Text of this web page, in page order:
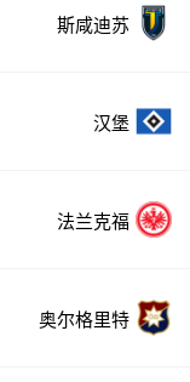
斯咸迪苏
汉堡
法兰克福
奥尔格里特